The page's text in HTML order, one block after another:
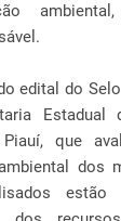
edital do
que
dos
estão